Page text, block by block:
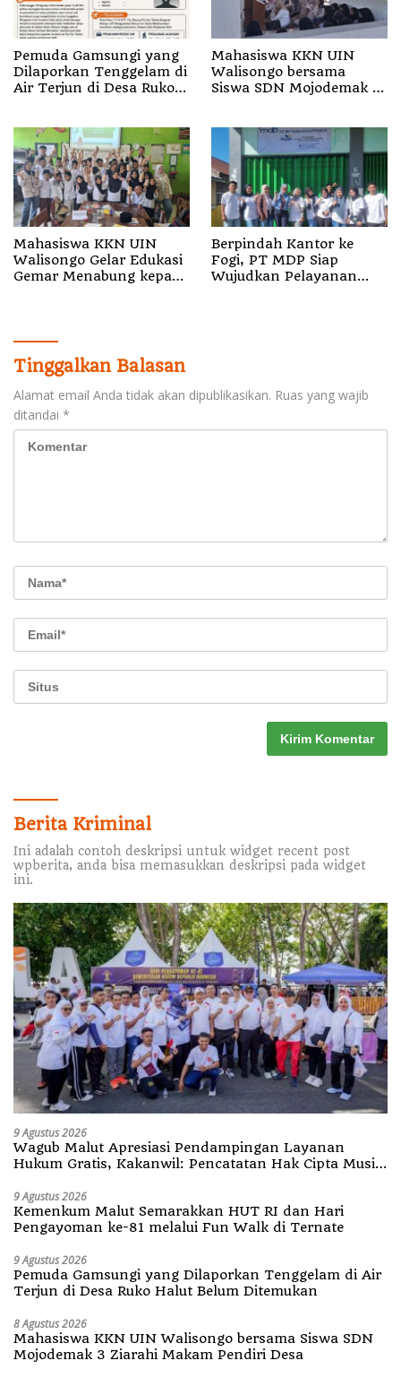
Pemuda Gamsungi yang
Dilaporkan Tenggelam di
Air Terjun di Desa Ruko
Mahasiswa KKN UIN
Walisongo bersama
Siswa SDN Mojodemak 3
Mahasiswa KKN UIN
Walisongo Gelar Edukasi
Gemar Menabung kepada
Berpindah Kantor ke
Fogi, PT MDP Siap
Wujudkan Pelayanan
Tinggalkan Balasan
Alamat email Anda tidak akan dipublikasikan. Ruas yang wajib
ditandai *
Berita Kriminal
Ini adalah contoh deskripsi untuk widget recent post
wpberita, anda bisa memasukkan deskripsi pada widget
ini.
9 Agustus 2026
Wagub Malut Apresiasi Pendampingan Layanan
Hukum Gratis, Kakanwil: Pencatatan Hak Cipta Musik
9 Agustus 2026
Kemenkum Malut Semarakkan HUT RI dan Hari
Pengayoman ke-81 melalui Fun Walk di Ternate
9 Agustus 2026
Pemuda Gamsungi yang Dilaporkan Tenggelam di Air
Terjun di Desa Ruko Halut Belum Ditemukan
8 Agustus 2026
Mahasiswa KKN UIN Walisongo bersama Siswa SDN
Mojodemak 3 Ziarahi Makam Pendiri Desa